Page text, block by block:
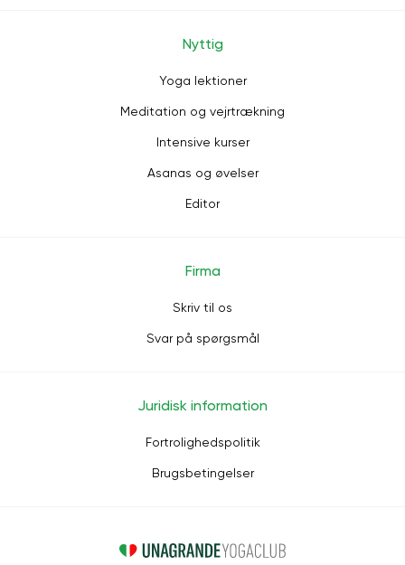
Nyttig
Yoga lektioner
Meditation og vejrtrækning
Intensive kurser
Asanas og øvelser
Editor
Firma
Skriv til os
Svar på spørgsmål
Juridisk information
Fortrolighedspolitik
Brugsbetingelser